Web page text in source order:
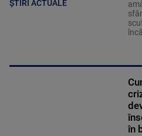
ȘTIRI ACTUALE
în